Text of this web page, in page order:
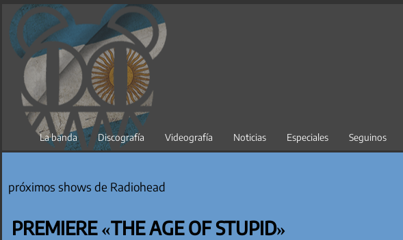
Saltar
contenido
La banda Discografía Videografía Noticias Especiales Seguinos
próximos shows de Radiohead
PREMIERE «THE AGE OF STUPID»